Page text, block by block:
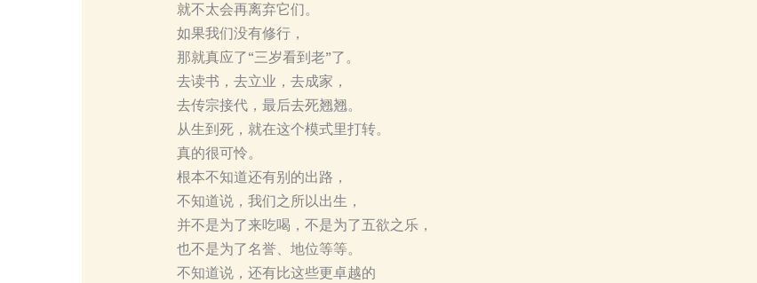
就不太会再离弃它们。
如果我们没有修行，
那就真应了“三岁看到老”了。
去读书，去立业，去成家，
去传宗接代，最后去死翘翘。
从生到死，就在这个模式里打转。
真的很可怜。
根本不知道还有别的出路，
不知道说，我们之所以出生，
并不是为了来吃喝，不是为了五欲之乐，
也不是为了名誉、地位等等。
不知道说，还有比这些更卓越的